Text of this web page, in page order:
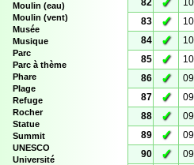
Moulin (eau)
Moulin (vent)
Musée
Musique
Parc
Parc à thème
Phare
Plage
Refuge
Rocher
Statue
Summit
UNESCO
Université
82
83
✓
84
✓
85
✓
86
✓
87
✓
88
✓
89
✓
90
✓